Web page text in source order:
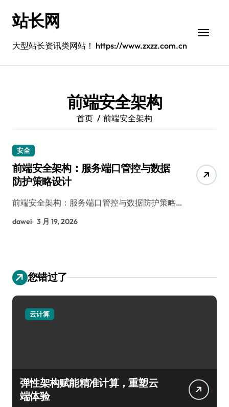
站长网
大型站长资讯类网站！ https://www.zxzz.com.cn
前端安全架构
首页 前端安全架构
安全
前端安全架构：服务端口管控与数据
防护策略设计
前端安全架构：服务端口管控与数据防护策略…
dawei 3 月 19, 2026
您错过了
云计算
弹性架构赋能精准计算，重塑云
端体验